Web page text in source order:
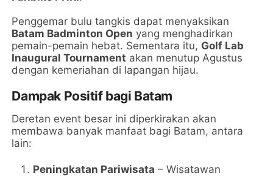
Penggemar bulu tangkis dapat menyaksikan
Batam Badminton Open yang menghadirkan
pemain-pemain hebat. Sementara itu, Golf Lab
Inaugural Tournament akan menutup Agustus
dengan kemeriahan di lapangan hijau.
Dampak Positif bagi Batam
Deretan event besar ini diperkirakan akan
membawa banyak manfaat bagi Batam, antara
lain:
Peningkatan Pariwisata – Wisatawan